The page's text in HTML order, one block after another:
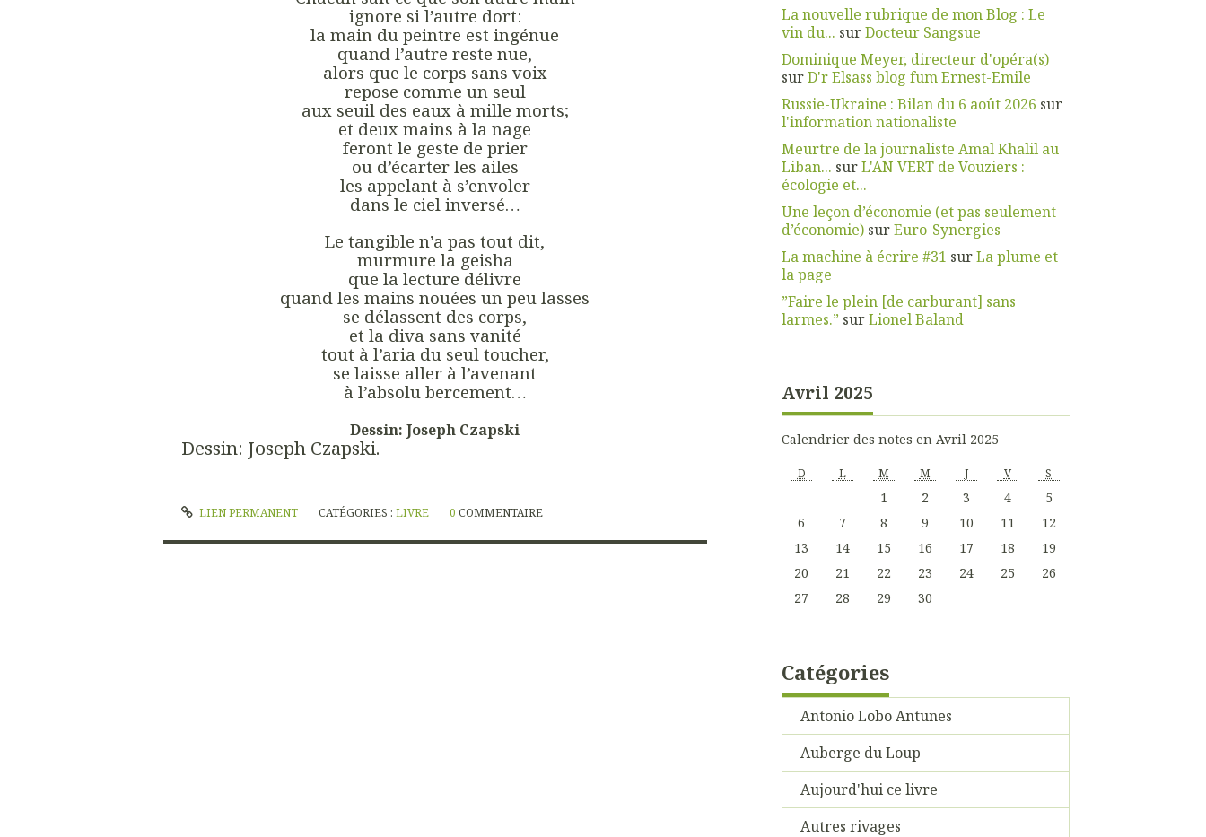
ignore si l’autre dort:
la main du peintre est ingénue
quand l’autre reste nue,
alors que le corps sans voix
repose comme un seul
aux seuil des eaux à mille morts;
et deux mains à la nage
feront le geste de prier
ou d’écarter les ailes
les appelant à s’envoler
dans le ciel inversé…
Le tangible n’a pas tout dit,
murmure la geisha
que la lecture délivre
quand les mains nouées un peu lasses
se délassent des corps,
et la diva sans vanité
tout à l’aria du seul toucher,
se laisse aller à l’avenant
à l’absolu bercement…
Dessin: Joseph Czapski
Dessin: Joseph Czapski.
LIEN PERMANENT CATÉGORIES :LIVRE 0 COMMENTAIRE
La nouvelle rubrique de mon Blog : Le
vin du... surDocteur Sangsue
Dominique Meyer, directeur d'opéra(s)
surD'r Elsass blog fum Ernest-Emile
Russie-Ukraine : Bilan du 6 août 2026 sur
l'information nationaliste
Meurtre de la journaliste Amal Khalil au
Liban... surL'AN VERT de Vouziers :
écologie et...
Une leçon d’économie (et pas seulement
d’économie)surEuro-Synergies
La machine à écrire #31 surLa plume et
la page
”Faire le plein [de carburant] sans
larmes.”surLionel Baland
Avril 2025
Calendrier des notes en Avril 2025
D L M M J V S
1 2 3 4
5
6
7 8 9 10 11
12
13
14 15 16 17 18
19
20
21 22 23 24 25
26
27
28 29 30
Catégories
Antonio Lobo Antunes
Auberge du Loup
Aujourd'hui ce livre
Autres rivages